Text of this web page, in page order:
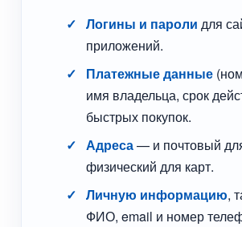
Логины и пароли для
приложений.
Платежные данные
имя владельца, срок
быстрых покупок.
Адреса— и почтовый
физический для карт.
Личную информацию,
ФИО, email и номер